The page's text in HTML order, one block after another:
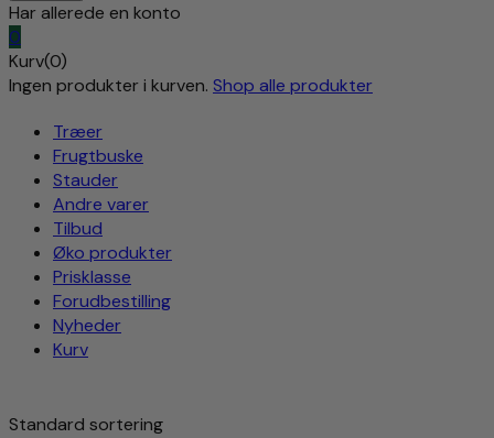
Har allerede en konto
0
Kurv(0)
Ingen produkter i kurven. Shop alle produkter
Træer
Frugtbuske
Stauder
Andre varer
Tilbud
Øko produkter
Prisklasse
Forudbestilling
Nyheder
Kurv
Standard sortering